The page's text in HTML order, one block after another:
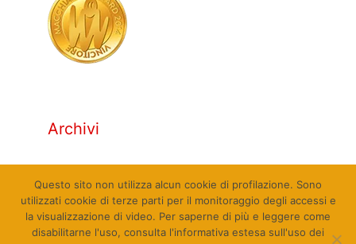
Archivi
Questo sito non utilizza alcun cookie di profilazione. Sono
utilizzati cookie di terze parti per il monitoraggio degli accessi e
la visualizzazione di video. Per saperne di più e leggere come
disabilitarne l'uso, consulta l'informativa estesa sull'uso dei